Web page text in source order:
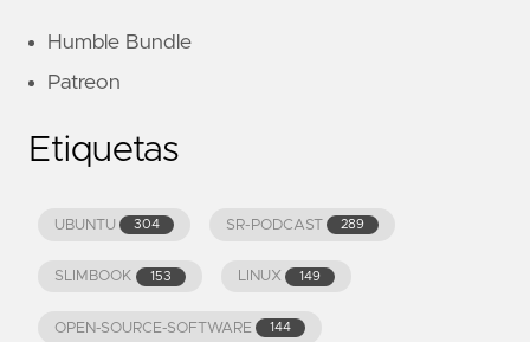
Humble Bundle
Patreon
Etiquetas
UBUNTU 304 SR-PODCAST 289
SLIMBOOK 153 LINUX 149
OPEN-SOURCE-SOFTWARE 144